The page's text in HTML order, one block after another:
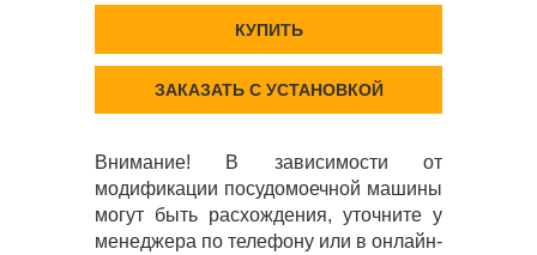
КУПИТЬ
ЗАКАЗАТЬ С УСТАНОВКОЙ
Внимание! В зависимости от
модификации посудомоечной машины
могут быть расхождения, уточните у
менеджера по телефону или в онлайн-